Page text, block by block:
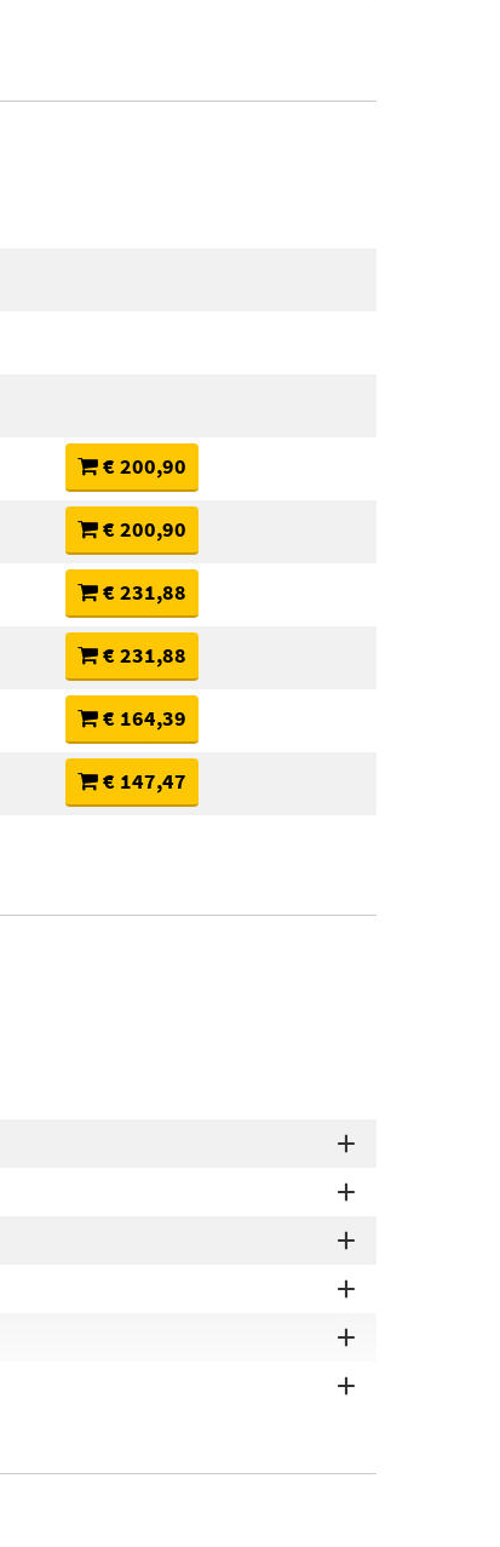
€ 200,90
€ 200,90
€ 231,88
€ 231,88
€ 164,39
€ 147,47